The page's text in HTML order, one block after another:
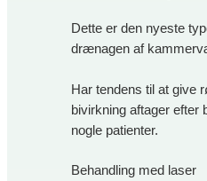
Dette er den nyeste
drænagen af
Har tendens til at give
bivirkning aftager efter
nogle patienter.
Behandling med laser